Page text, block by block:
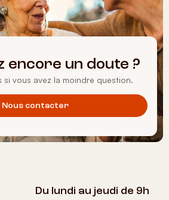
encore un doute ?
vous avez la moindre question.
Nous contacter
Du lundi au jeudi de 9h